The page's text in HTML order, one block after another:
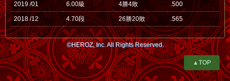
2019 /01 6.00級 4勝4敗 .500
2018 /12 4.70段 26勝20敗 .565
©HEROZ, Inc. All Rights Reserved.
▲TOP